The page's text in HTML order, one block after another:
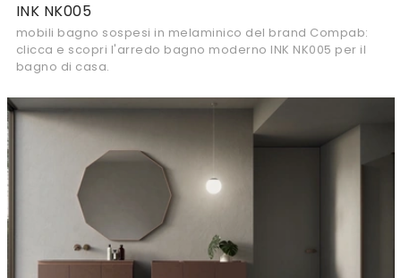
INK NK005
mobili bagno sospesi in melaminico del brand Compab:
clicca e scopri l'arredo bagno moderno INK NK005 per il
bagno di casa.